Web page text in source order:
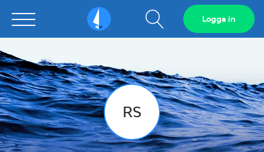
Sailarena Visa
sökfält
Logga in
RS